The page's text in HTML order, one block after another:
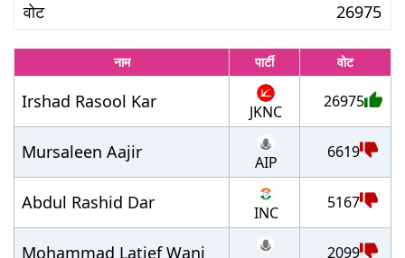
वोट 26975
नाम पार्टी वोट
Irshad Rasool Kar JKNC
26975
Mursaleen Aajir AIP
6619
Abdul Rashid Dar INC
5167
Mohammad Latief Wani 2099